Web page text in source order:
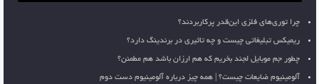
چرا توری‌های فلزی این‌قدر پرکاربردند؟
ریمیکس تبلیغاتی چیست و چه تاثیری در برندینگ دارد؟
چطور جم موبایل لجند بخریم که هم ارزان باشد هم مطمئن؟
آلومینیوم ضایعات چیست؟ | همه چیز درباره آلومینیوم دست دوم